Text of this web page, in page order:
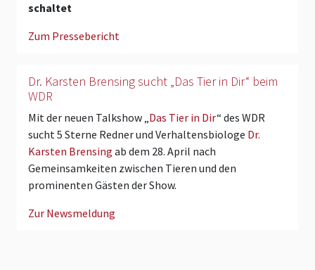
schaltet
Zum Pressebericht
Dr. Karsten Brensing sucht „Das Tier in Dir“ beim
WDR
Mit der neuen Talkshow „Das Tier in Dir“ des WDR
sucht 5 Sterne Redner und Verhaltensbiologe Dr.
Karsten Brensing ab dem 28. April nach
Gemeinsamkeiten zwischen Tieren und den
prominenten Gästen der Show.
Zur Newsmeldung